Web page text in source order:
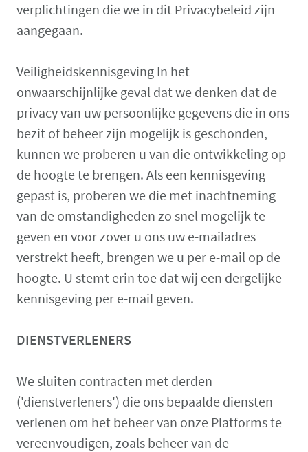
verplichtingen die we in dit Privacybeleid zijn
aangegaan.
Veiligheidskennisgeving In het
onwaarschijnlijke geval dat we denken dat de
privacy van uw persoonlijke gegevens die in ons
bezit of beheer zijn mogelijk is geschonden,
kunnen we proberen u van die ontwikkeling op
de hoogte te brengen. Als een kennisgeving
gepast is, proberen we die met inachtneming
van de omstandigheden zo snel mogelijk te
geven en voor zover u ons uw e-mailadres
verstrekt heeft, brengen we u per e-mail op de
hoogte. U stemt erin toe dat wij een dergelijke
kennisgeving per e-mail geven.
DIENSTVERLENERS
We sluiten contracten met derden
('dienstverleners') die ons bepaalde diensten
verlenen om het beheer van onze Platforms te
vereenvoudigen, zoals beheer van de